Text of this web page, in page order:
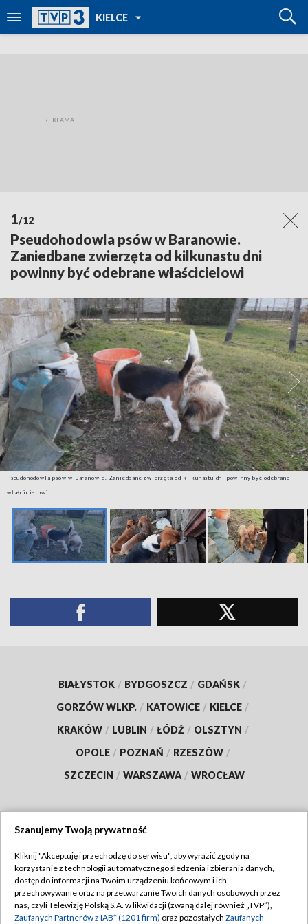
KIELCE
TVP REGIONY
1/12
Pseudohodowla psów w Baranowie.
Zaniedbane zwierzęta od kilkunastu dni
powinny być odebrane właścicielowi
Pseudohodowla psów w Baranowie. Zaniedbane zwierzęta od kilkunastu dni powinny być odebrane
właścicielowi
BIAŁYSTOK / BYDGOSZCZ / GDAŃSK /
GORZÓW WLKP. / KATOWICE / KIELCE /
KRAKÓW / LUBLIN / ŁÓDŹ / OLSZTYN /
OPOLE / POZNAŃ / RZESZÓW /
SZCZECIN / WARSZAWA / WROCŁAW
TVP
Abonament TVP
Emisja w TVP
Regulamin TVP
Polityka prywatności
Szanujemy Twoją prywatność
Kliknij "Akceptuję i przechodzę do serwisu", aby wyrazić zgody na
korzystanie z technologii automatycznego śledzenia i zbierania danych,
dostęp do informacji na Twoim urządzeniu końcowym i ich
przechowywanie oraz na przetwarzanie Twoich danych osobowych przez
nas, czyli Telewizję Polską S.A. w likwidacji (zwaną dalej również „TVP”),
Zaufanych Partnerów z IAB* (1201 firm) oraz pozostałych Zaufanych